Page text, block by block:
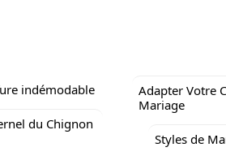
indémodable
du Chignon
Adapter Votre
Mariage
Styles de